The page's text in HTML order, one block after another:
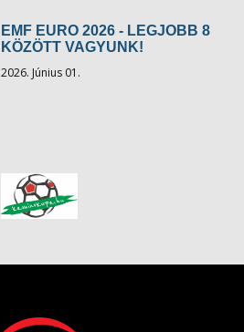
EMF EURO 2026 - LEGJOBB 8
KÖZÖTT VAGYUNK!
2026. Június 01.